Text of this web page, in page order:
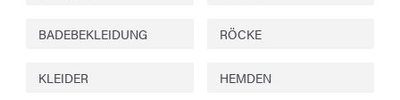
BADEBEKLEIDUNG RÖCKE
KLEIDER HEMDEN